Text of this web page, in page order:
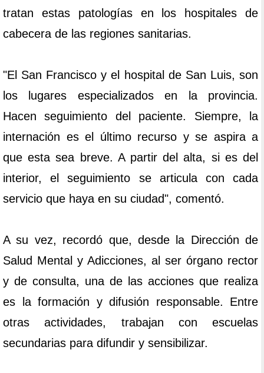
tratan estas patologías en los hospitales de
cabecera de las regiones sanitarias.
"El San Francisco y el hospital de San Luis, son
los lugares especializados en la provincia.
Hacen seguimiento del paciente. Siempre, la
internación es el último recurso y se aspira a
que esta sea breve. A partir del alta, si es del
interior, el seguimiento se articula con cada
servicio que haya en su ciudad", comentó.
A su vez, recordó que, desde la Dirección de
Salud Mental y Adicciones, al ser órgano rector
y de consulta, una de las acciones que realiza
es la formación y difusión responsable. Entre
otras actividades, trabajan con escuelas
secundarias para difundir y sensibilizar.